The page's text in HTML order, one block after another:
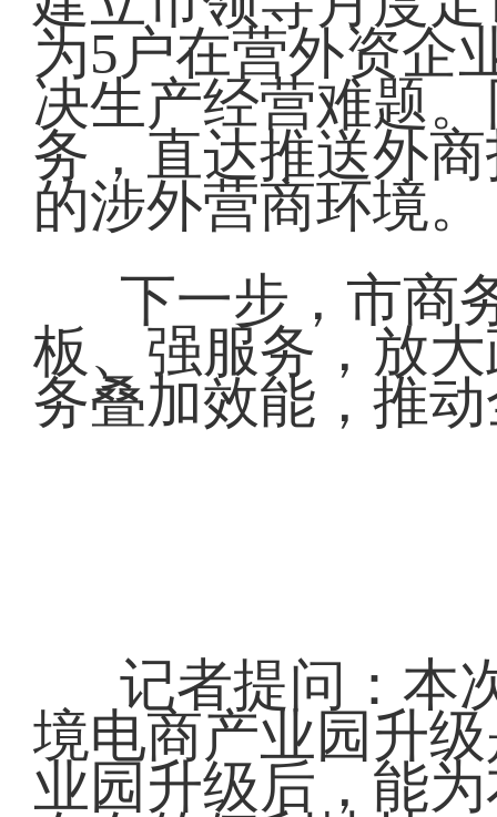
为5户在营外资企
决生产经营难题
务，直达推送外
的涉外营商环境。
下一步，市商
板、强服务，放
务叠加效能，推
记者提问：本
境电商产业园升
业园升级后，能